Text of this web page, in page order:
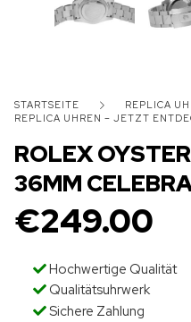
STARTSEITE REPLICA
REPLICA UHREN – JETZT
ROLEX
36MM
€249.00
Hochwertige Qualität
Qualitätsuhrwerk
Sichere Zahlung